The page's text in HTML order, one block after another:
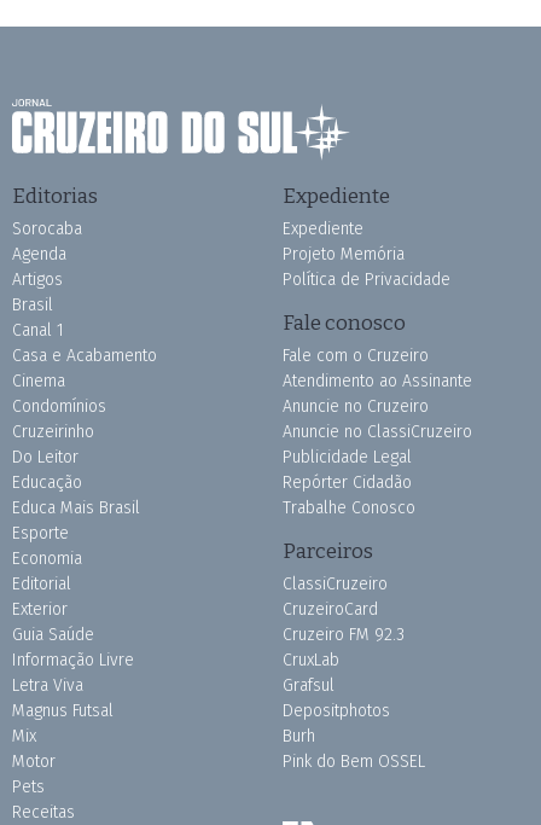
Editorias
Sorocaba
Agenda
Artigos
Brasil
Canal 1
Casa e Acabamento
Cinema
Condomínios
Cruzeirinho
Do Leitor
Educação
Educa Mais Brasil
Esporte
Economia
Editorial
Exterior
Guia Saúde
Informação Livre
Letra Viva
Magnus Futsal
Mix
Motor
Pets
Receitas
Expediente
Expediente
Projeto Memória
Política de Privacidade
Fale conosco
Fale com o Cruzeiro
Atendimento ao Assinante
Anuncie no Cruzeiro
Anuncie no ClassiCruzeiro
Publicidade Legal
Repórter Cidadão
Trabalhe Conosco
Parceiros
ClassiCruzeiro
CruzeiroCard
Cruzeiro FM 92.3
CruxLab
Grafsul
Depositphotos
Burh
Pink do Bem OSSEL